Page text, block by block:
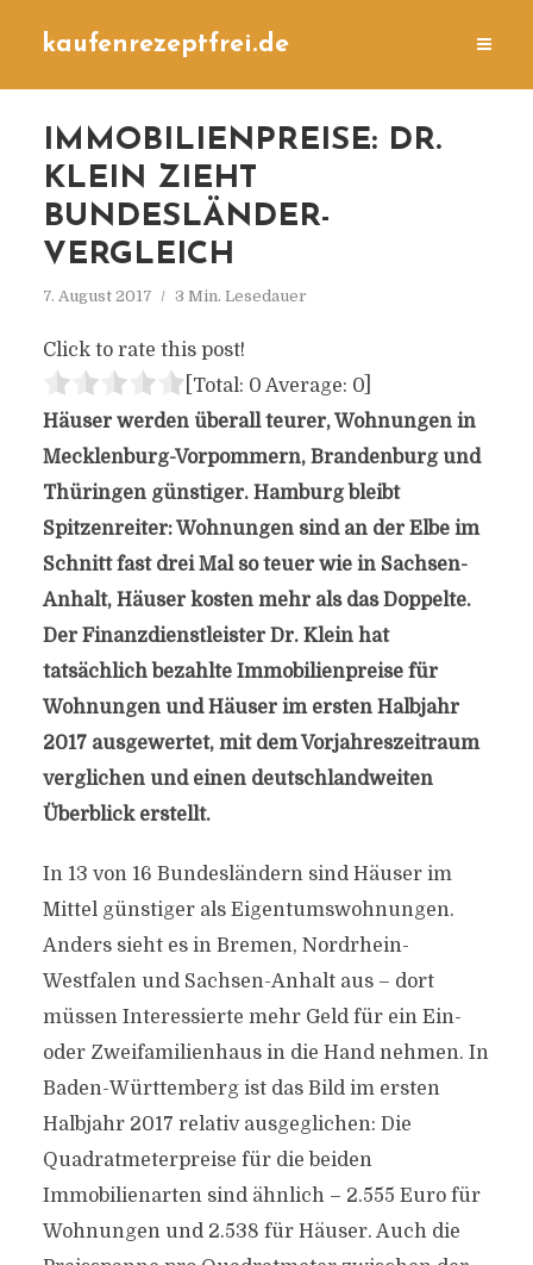
kaufenrezeptfrei.de
IMMOBILIENPREISE: DR.
KLEIN ZIEHT
BUNDESLÄNDER-
VERGLEICH
7. August 2017 3 Min. Lesedauer
Click to rate this post!
[Total: 0 Average: 0]
Häuser werden überall teurer, Wohnungen in
Mecklenburg-Vorpommern, Brandenburg und
Thüringen günstiger. Hamburg bleibt
Spitzenreiter: Wohnungen sind an der Elbe im
Schnitt fast drei Mal so teuer wie in Sachsen-
Anhalt, Häuser kosten mehr als das Doppelte.
Der Finanzdienstleister Dr. Klein hat
tatsächlich bezahlte Immobilienpreise für
Wohnungen und Häuser im ersten Halbjahr
2017 ausgewertet, mit dem Vorjahreszeitraum
verglichen und einen deutschlandweiten
Überblick erstellt.
In 13 von 16 Bundesländern sind Häuser im
Mittel günstiger als Eigentumswohnungen.
Anders sieht es in Bremen, Nordrhein-
Westfalen und Sachsen-Anhalt aus – dort
müssen Interessierte mehr Geld für ein Ein-
oder Zweifamilienhaus in die Hand nehmen. In
Baden-Württemberg ist das Bild im ersten
Halbjahr 2017 relativ ausgeglichen: Die
Quadratmeterpreise für die beiden
Immobilienarten sind ähnlich – 2.555 Euro für
Wohnungen und 2.538 für Häuser. Auch die